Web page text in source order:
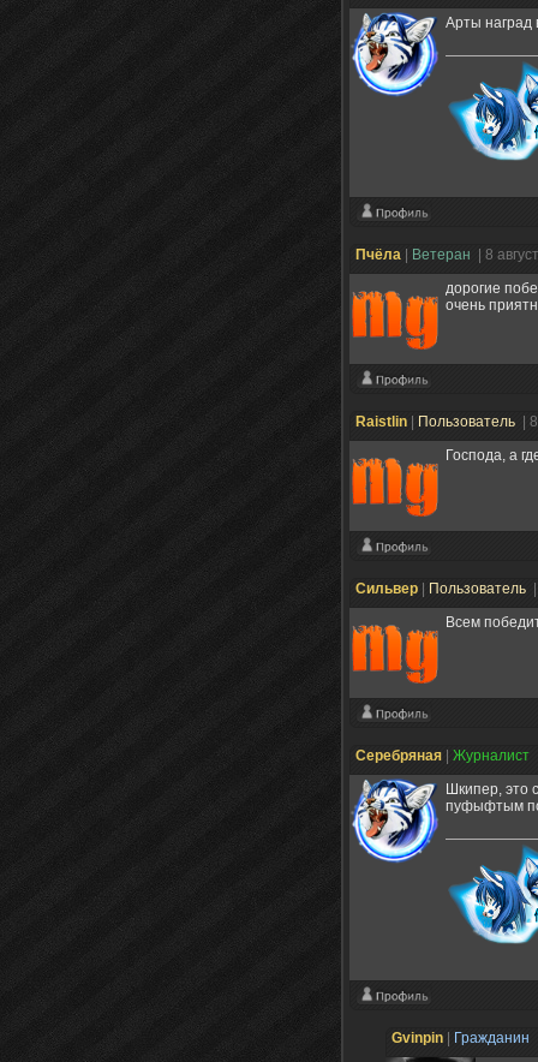
Арты наград
Пчёла Ветеран
| 8
дорогие
очень
Raistlin Пользователь
|
Господа, а
Сильвер Пользователь
Всем
Серебряная Журналист
Шкипер, это
пуфыфтым
Gvinpin Гражданин